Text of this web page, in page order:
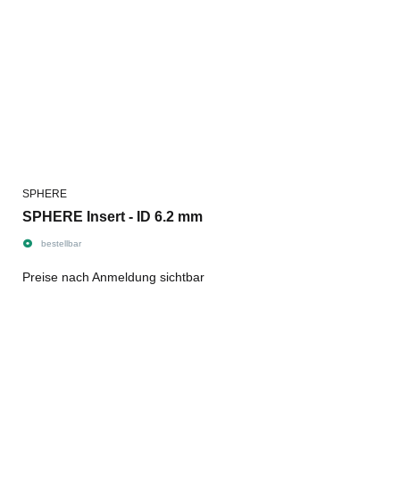
SPHERE
SPHERE Insert - ID 6.2 mm
bestellbar
Preise nach Anmeldung sichtbar